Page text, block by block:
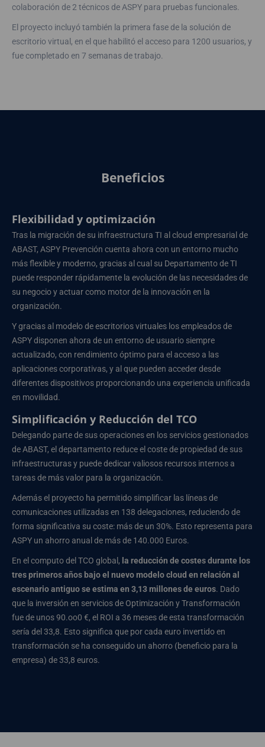
colaboración de 2 técnicos de ASPY para pruebas funcionales.
El proyecto incluyó también la primera fase de la solución de
escritorio virtual, en el que habilitó el acceso para 1200 usuarios, y
fue completado en 7 semanas de trabajo.
Beneficios
Flexibilidad y optimización
Tras la migración de su infraestructura TI al cloud empresarial de
ABAST, ASPY Prevención cuenta ahora con un entorno mucho
más flexible y moderno, gracias al cual su Departamento de TI
puede responder rápidamente la evolución de las necesidades de
su negocio y actuar como motor de la innovación en la
organización.
Y gracias al modelo de escritorios virtuales los empleados de
ASPY disponen ahora de un entorno de usuario siempre
actualizado, con rendimiento óptimo para el acceso a las
aplicaciones corporativas, y al que pueden acceder desde
diferentes dispositivos proporcionando una experiencia unificada
en movilidad.
Simplificación y Reducción del TCO
Delegando parte de sus operaciones en los servicios gestionados
de ABAST, el departamento reduce el coste de propiedad de sus
infraestructuras y puede dedicar valiosos recursos internos a
tareas de más valor para la organización.
Además el proyecto ha permitido simplificar las líneas de
comunicaciones utilizadas en 138 delegaciones, reduciendo de
forma significativa su coste: más de un 30%. Esto representa para
ASPY un ahorro anual de más de 140.000 Euros.
En el computo del TCO global, la reducción de costes durante los
tres primeros años bajo el nuevo modelo cloud en relación al
escenario antiguo se estima en 3,13 millones de euros. Dado
que la inversión en servicios de Optimización y Transformación
fue de unos 90.oo0 €, el ROI a 36 meses de esta transformación
sería del 33,8. Esto significa que por cada euro invertido en
transformación se ha conseguido un ahorro (beneficio para la
empresa) de 33,8 euros.